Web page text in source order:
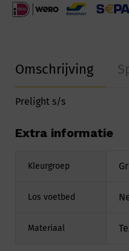
Omschrijving
Prelight s/s
Extra informatie
Kleurgroep
Los voetbed
Materiaal